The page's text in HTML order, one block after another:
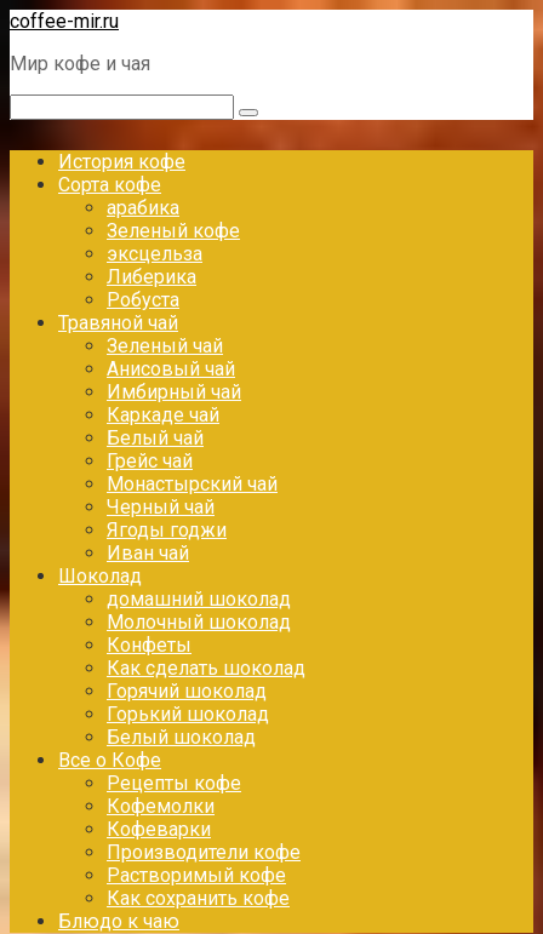
Перейти
контенту
coffee-mir.ru
Мир кофе и чая
История кофе
Сорта кофе
арабика
Зеленый кофе
эксцельза
Либерика
Робуста
Травяной чай
Зеленый чай
Анисовый чай
Имбирный чай
Каркаде чай
Белый чай
Грейс чай
Монастырский чай
Черный чай
Ягоды годжи
Иван чай
Шоколад
домашний шоколад
Молочный шоколад
Конфеты
Как сделать шоколад
Горячий шоколад
Горький шоколад
Белый шоколад
Все о Кофе
Рецепты кофе
Кофемолки
Кофеварки
Производители кофе
Растворимый кофе
Как сохранить кофе
Блюдо к чаю